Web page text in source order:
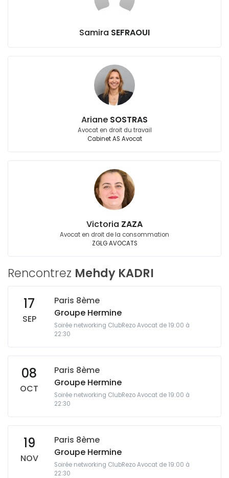
Samira SEFRAOUI
Ariane SOSTRAS
Avocat en droit du travail
Cabinet AS Avocat
Victoria ZAZA
Avocat en droit de la consommation
ZGLG AVOCATS
Rencontrez Mehdy KADRI
17
SEP
Paris 8ème
Groupe Hermine
Soirée networking ClubRezo Avocat de 19:00 à
22:30
08
OCT
Paris 8ème
Groupe Hermine
Soirée networking ClubRezo Avocat de 19:00 à
22:30
19
NOV
Paris 8ème
Groupe Hermine
Soirée networking ClubRezo Avocat de 19:00 à
22:30